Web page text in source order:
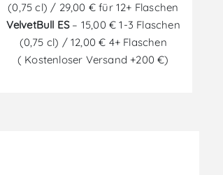
(0,75 cl) / 29,00 € für 12+ Flaschen
VelvetBull ES– 15,00 € 1-3 Flaschen
(0,75 cl) / 12,00 € 4+ Flaschen
( Kostenloser Versand +200 €)